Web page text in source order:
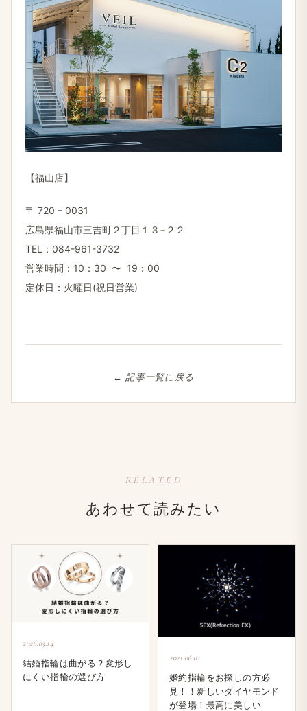
【福山店】
〒 720 – 0031
広島県福山市三吉町２丁目１３−２２
TEL：084-961-3732
営業​時間：10：30 〜 19：00
定​休日：火曜日(祝日営業)
← 記事一覧に​戻る
RELATED
あわせて​読みたい
2026.03.14
結婚指輪は曲がる？変形し
にくい指輪の選び方
2021.06.01
婚約指輪をお探しの方必
見！！新しいダイヤモンド
が登場！最高に美しい